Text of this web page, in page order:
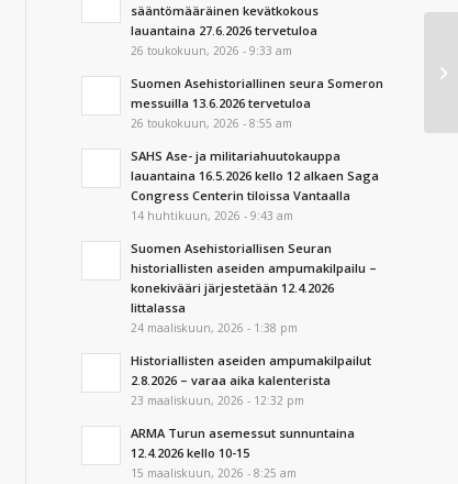
sääntömääräinen kevätkokous
lauantaina 27.6.2026 tervetuloa
26 toukokuun, 2026 - 9:33 am
Suomen Asehistoriallinen seura Someron
messuilla 13.6.2026 tervetuloa
26 toukokuun, 2026 - 8:55 am
SAHS Ase- ja militariahuutokauppa
lauantaina 16.5.2026 kello 12 alkaen Saga
Congress Centerin tiloissa Vantaalla
14 huhtikuun, 2026 - 9:43 am
Suomen Asehistoriallisen Seuran
historiallisten aseiden ampumakilpailu –
konekivääri järjestetään 12.4.2026
Iittalassa
24 maaliskuun, 2026 - 1:38 pm
Historiallisten aseiden ampumakilpailut
2.8.2026 – varaa aika kalenterista
23 maaliskuun, 2026 - 12:32 pm
ARMA Turun asemessut sunnuntaina
12.4.2026 kello 10-15
15 maaliskuun, 2026 - 8:25 am